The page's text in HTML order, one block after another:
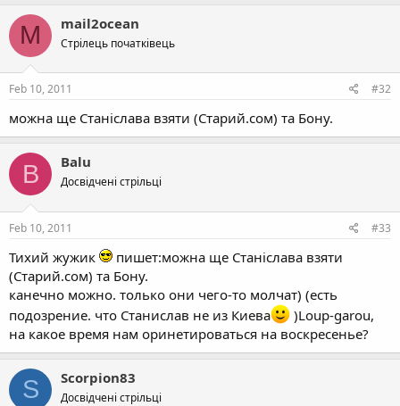
M mail2ocean
Стрілець початківець
Feb 10, 2011 #32
можна ще Станіслава взяти (Старий.сом) та Бону.
B Balu
Досвідчені стрільці
Feb 10, 2011 #33
Тихий жужик
пишет:можна ще Станіслава взяти
(Старий.сом) та Бону.
канечно можно. только они чего-то молчат) (есть
подозрение. что Станислав не из Киева
)Loup-garou,
на какое время нам оринетироваться на воскресенье?
S Scorpion83
Досвідчені стрільці